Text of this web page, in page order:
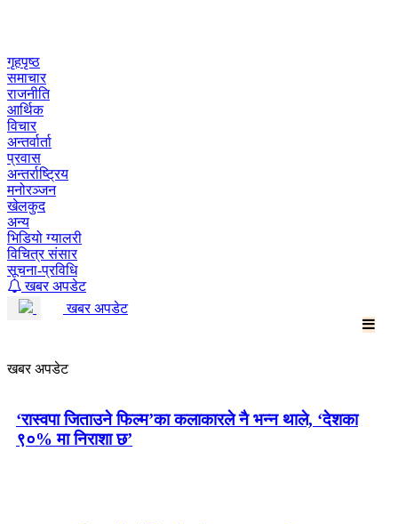
गृहपृष्ठ
समाचार
राजनीति
आर्थिक
विचार
अन्तर्वार्ता
प्रवास
अन्तर्राष्ट्रिय
मनोरञ्जन
खेलकुद
अन्य
भिडियो ग्यालरी
विचित्र संसार
सूचना-प्रविधि
खबर अपडेट
खबर अपडेट
खबर अपडेट
‘रास्वपा जिताउने फिल्म’का कलाकारले नै भन्न थाले, ‘देशका
९०% मा निराशा छ’